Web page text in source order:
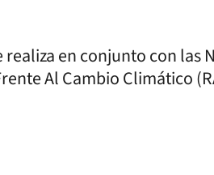
en conjunto con las
Al Cambio Climático